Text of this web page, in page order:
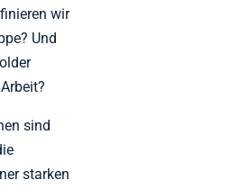
wir
Und
sind
starken